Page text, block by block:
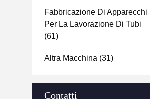
Fabbricazione Di Apparecchi
Per La Lavorazione Di Tubi
(61)
Altra Macchina (31)
Contatti